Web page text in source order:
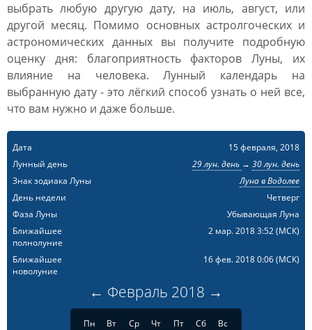
выбрать любую другую дату, на июль, август, или
другой месяц. Помимо основных астролгоческих и
астрономических данных вы получите подробную
оценку дня: благоприятность факторов Луны, их
влияние на человека. Лунный календарь на
выбранную дату - это лёгкий способ узнать о ней все,
что вам нужно и даже больше.
Дата
15 февраля, 2018
Лунный день
29 лун. день → 30 лун. день
Знак зодиака Луны
Луна в Водолее
День недели
Четверг
Фаза Луны
Убывающая Луна
Ближайшее
полнолуние
2 мар. 2018 3:52(МСК)
Ближайшее
новолуние
16 фев. 2018 0:06(МСК)
← Февраль 2018 →
Пн Вт Ср Чт Пт Сб Вс